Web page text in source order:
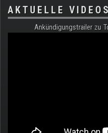
AKTUELLE VIDEOS
Ankündigungstrailer zu